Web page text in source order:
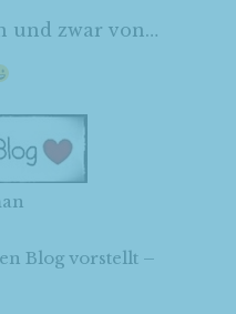
und zwar von…
Blog vorstellt –